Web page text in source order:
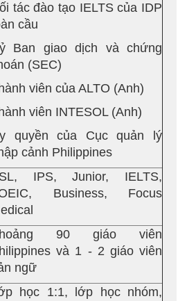
tác đào tạo IELTS của IDP
cầu
Ban giao dịch và chứng
(SEC)
viên của ALTO (Anh)
viên INTESOL (Anh)
quyền của Cục quản lý
cảnh Philippines
IPS, Junior, IELTS,
Business, Focus
90 giáo viên
và 1 - 2 giáo viên
ngữ
học 1:1, lớp học nhóm,